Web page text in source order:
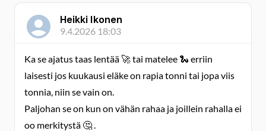
Heikki Ikonen
9.4.2026 18:03
Ka se ajatus taas lentää 🚀 tai matelee 🐍 erriin
laisesti jos kuukausi eläke on rapia tonni tai jopa viis
tonnia, niin se vain on.
Paljohan se on kun on vähän rahaa ja joillein rahalla ei
oo merkitystä 🤔 .